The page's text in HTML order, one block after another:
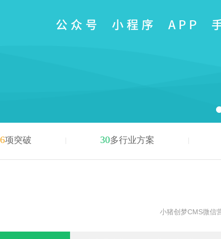
6项突破 30多行业方案
小猪创梦CMS微信